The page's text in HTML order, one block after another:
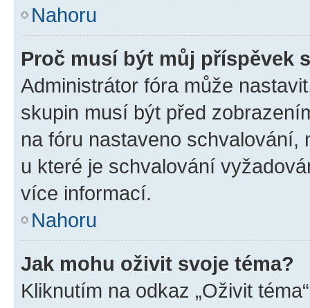
Nahoru
Proč musí být můj příspěvek
Administrátor fóra může
skupin musí být před
na fóru nastaveno schvalování,
u které je schvalování
více informací.
Nahoru
Jak mohu oživit svoje téma?
Kliknutím na odkaz „Oživit